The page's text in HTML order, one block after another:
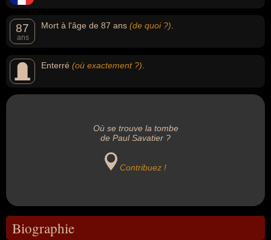
87
ans
Mort à l'âge de 87 ans (de quoi ?)
Enterré (où exactement ?)
Où se trouve la tombe
de Paul Savatier ?
Contribuez !
Biographie